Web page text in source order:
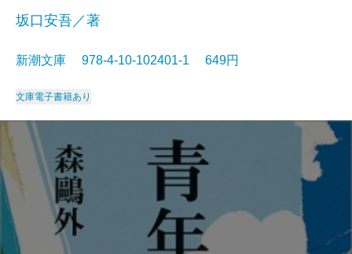
坂口安吾／著
新潮文庫 978-4-10-102401-1 649円
文庫電子書籍あり